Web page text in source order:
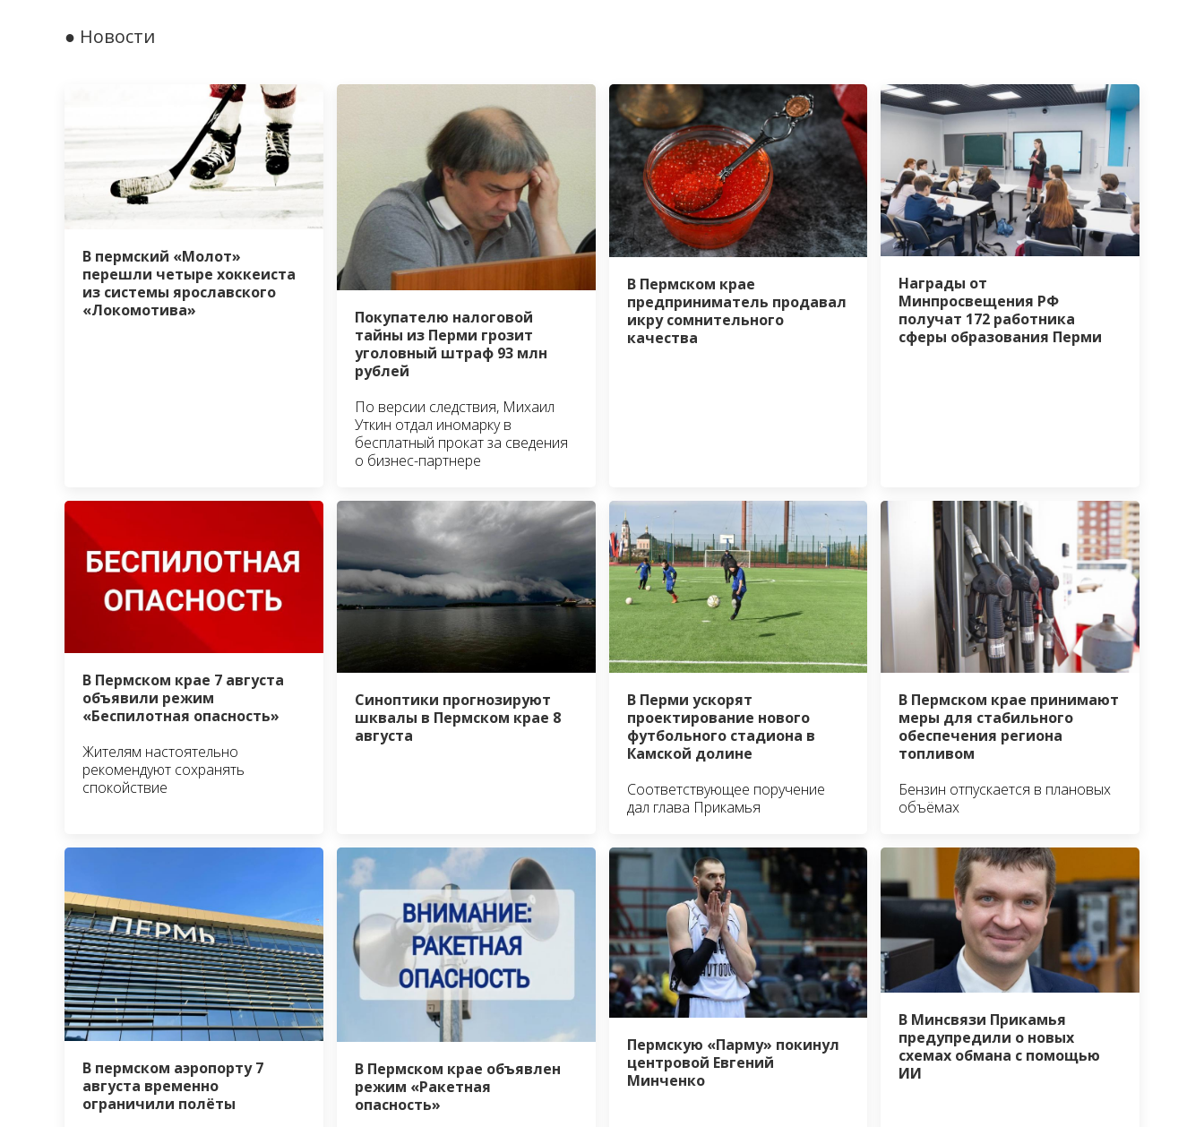
● Новости
В пермский «Молот»
перешли четыре хоккеиста
из системы ярославского
«Локомотива»
Покупателю налоговой
тайны из Перми грозит
уголовный штраф 93 млн
рублей
По версии следствия, Михаил
Уткин отдал иномарку в
бесплатный прокат за сведения
о бизнес-партнере
В Пермском крае
предприниматель продавал
икру сомнительного
качества
Награды от
Минпросвещения РФ
получат 172 работника
сферы образования Перми
В Пермском крае 7 августа
объявили режим
«Беспилотная опасность»
Жителям настоятельно
рекомендуют сохранять
спокойствие
Синоптики прогнозируют
шквалы в Пермском крае 8
августа
В Перми ускорят
проектирование нового
футбольного стадиона в
Камской долине
Соответствующее поручение
дал глава Прикамья
В Пермском крае принимают
меры для стабильного
обеспечения региона
топливом
Бензин отпускается в плановых
объёмах
В пермском аэропорту 7
августа временно
ограничили полёты
В Пермском крае объявлен
режим «Ракетная
опасность»
Пермскую «Парму» покинул
центровой Евгений
Минченко
В Минсвязи Прикамья
предупредили о новых
схемах обмана с помощью
ИИ